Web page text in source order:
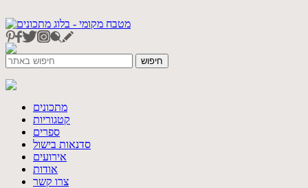
מתכונים
קטגוריות
ספרים
סדנאות בישול
אירועים
אודות
צרו קשר